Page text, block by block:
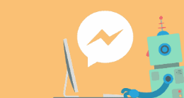
DI
WEBSITE
GUNA
FACEBOOK